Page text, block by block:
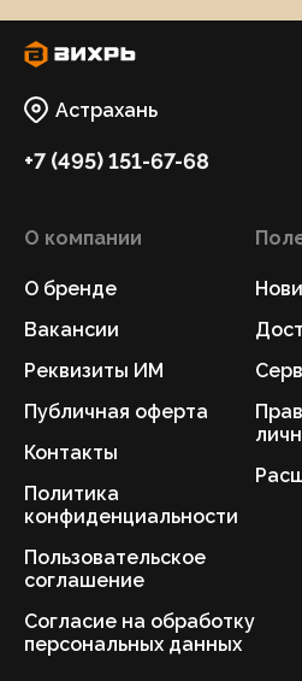
Астрахань
+7 (495) 151-67-68
О компании
О бренде
Вакансии
Реквизиты ИМ
Публичная оферта
Контакты
Политика
конфиденциальности
Пользовательское
соглашение
Согласие на обработку
персональных данных